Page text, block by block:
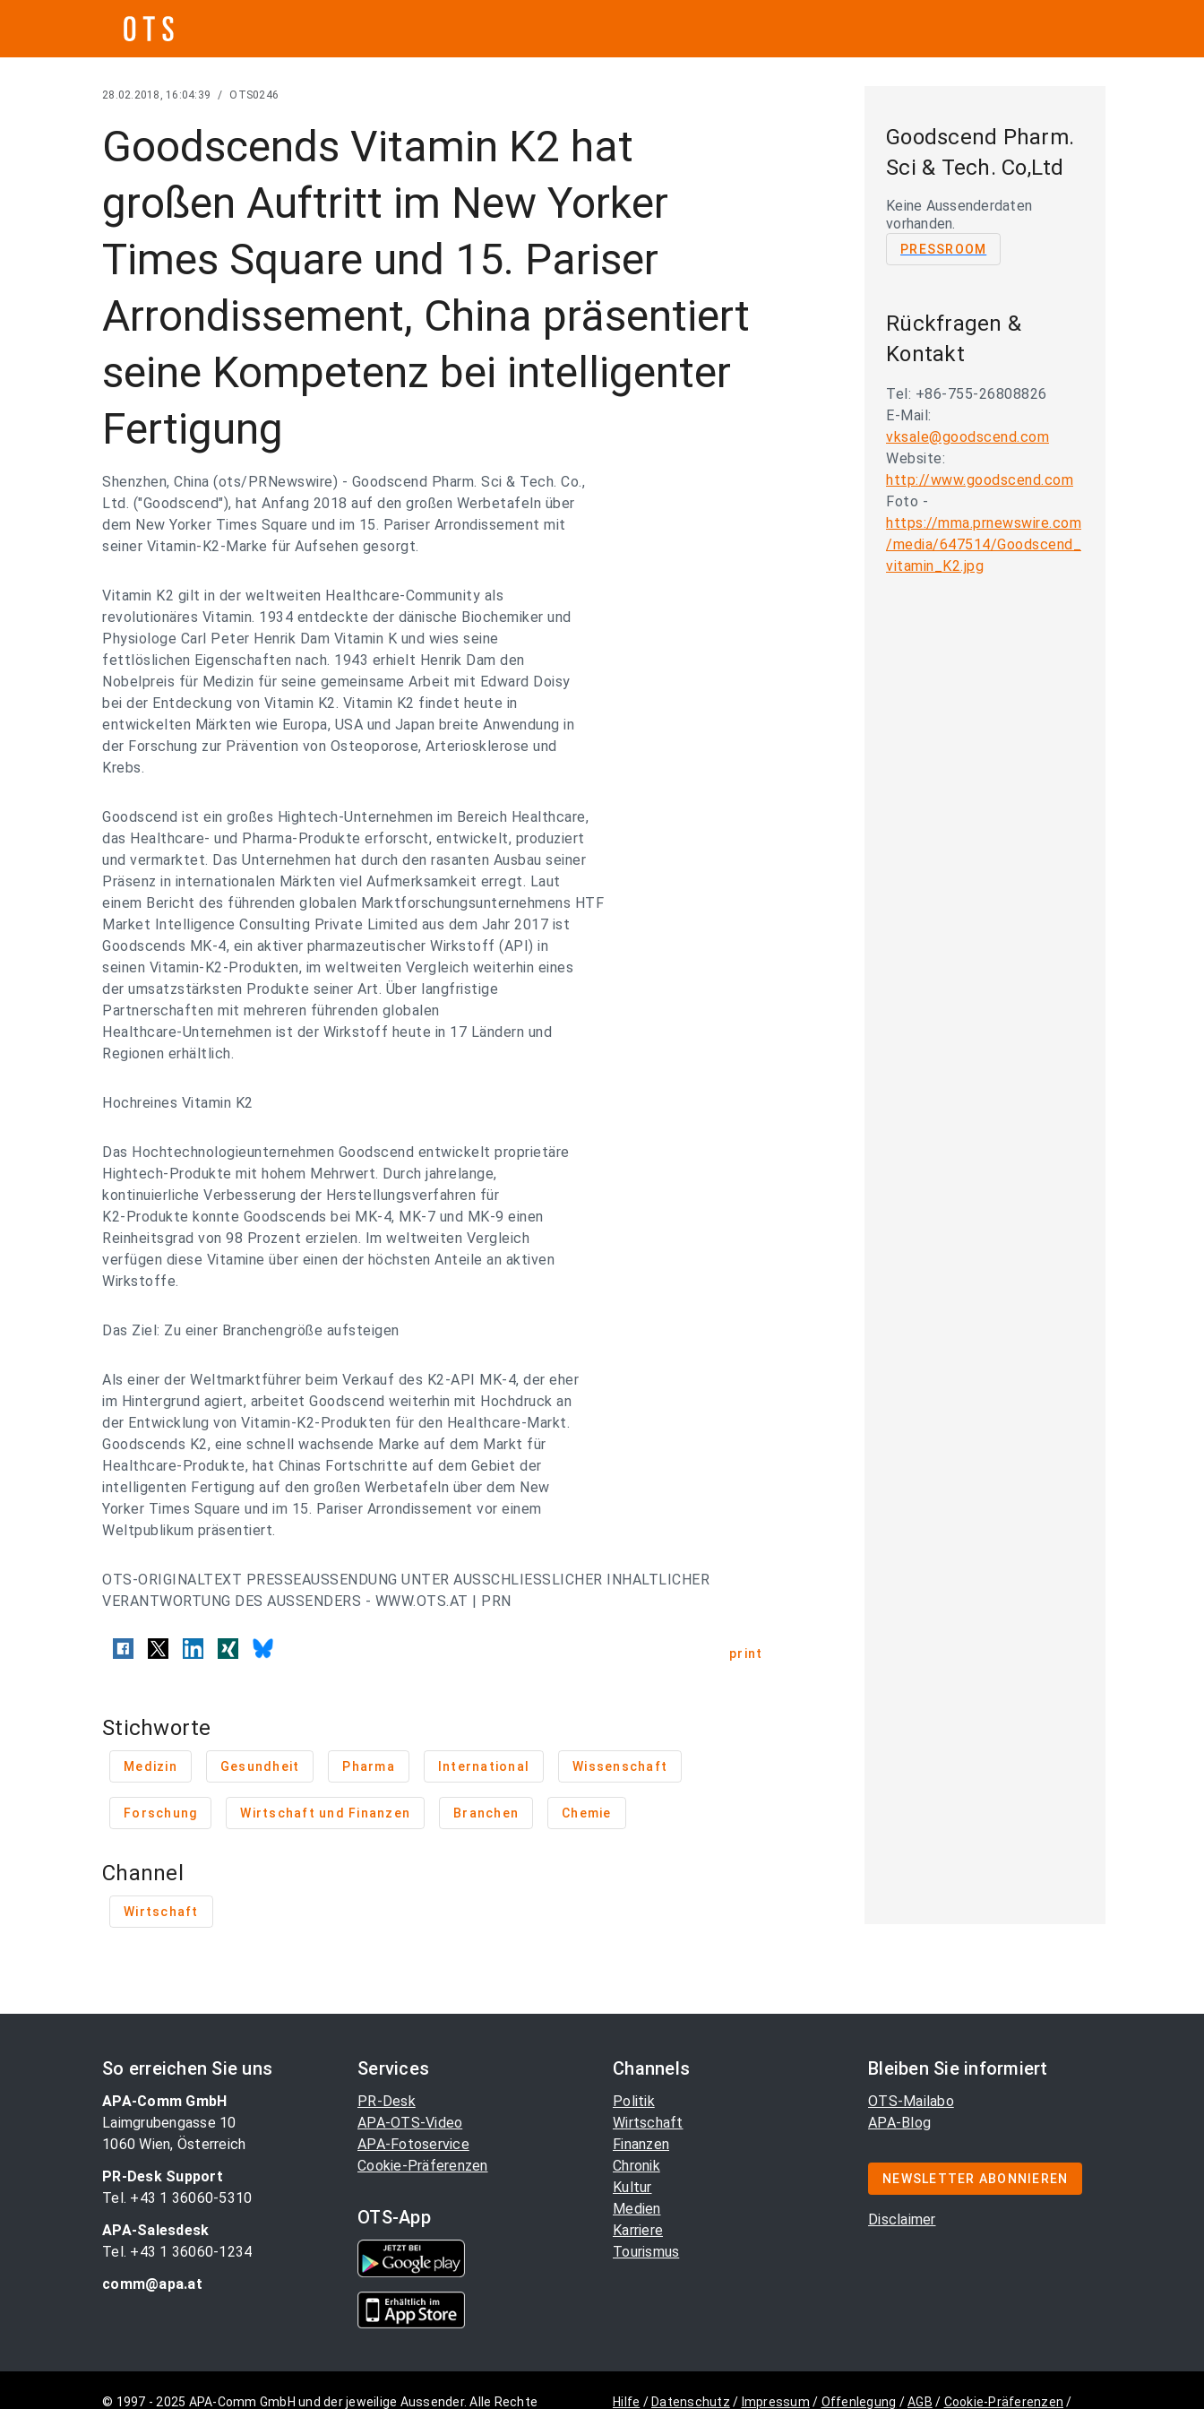
28.02.2018, 16:04:39 / OTS0246
Goodscends Vitamin K2 hat
großen Auftritt im New Yorker
Times Square und 15. Pariser
Arrondissement, China präsentiert
seine Kompetenz bei intelligenter
Fertigung
Shenzhen, China (ots/PRNewswire) - Goodscend Pharm. Sci & Tech. Co.,
Ltd. ("Goodscend"), hat Anfang 2018 auf den großen Werbetafeln über
dem New Yorker Times Square und im 15. Pariser Arrondissement mit
seiner Vitamin-K2-Marke für Aufsehen gesorgt.
Vitamin K2 gilt in der weltweiten Healthcare-Community als
revolutionäres Vitamin. 1934 entdeckte der dänische Biochemiker und
Physiologe Carl Peter Henrik Dam Vitamin K und wies seine
fettlöslichen Eigenschaften nach. 1943 erhielt Henrik Dam den
Nobelpreis für Medizin für seine gemeinsame Arbeit mit Edward Doisy
bei der Entdeckung von Vitamin K2. Vitamin K2 findet heute in
entwickelten Märkten wie Europa, USA und Japan breite Anwendung in
der Forschung zur Prävention von Osteoporose, Arteriosklerose und
Krebs.
Goodscend ist ein großes Hightech-Unternehmen im Bereich Healthcare,
das Healthcare- und Pharma-Produkte erforscht, entwickelt, produziert
und vermarktet. Das Unternehmen hat durch den rasanten Ausbau seiner
Präsenz in internationalen Märkten viel Aufmerksamkeit erregt. Laut
einem Bericht des führenden globalen Marktforschungsunternehmens HTF
Market Intelligence Consulting Private Limited aus dem Jahr 2017 ist
Goodscends MK-4, ein aktiver pharmazeutischer Wirkstoff (API) in
seinen Vitamin-K2-Produkten, im weltweiten Vergleich weiterhin eines
der umsatzstärksten Produkte seiner Art. Über langfristige
Partnerschaften mit mehreren führenden globalen
Healthcare-Unternehmen ist der Wirkstoff heute in 17 Ländern und
Regionen erhältlich.
Hochreines Vitamin K2
Das Hochtechnologieunternehmen Goodscend entwickelt proprietäre
Hightech-Produkte mit hohem Mehrwert. Durch jahrelange,
kontinuierliche Verbesserung der Herstellungsverfahren für
K2-Produkte konnte Goodscends bei MK-4, MK-7 und MK-9 einen
Reinheitsgrad von 98 Prozent erzielen. Im weltweiten Vergleich
verfügen diese Vitamine über einen der höchsten Anteile an aktiven
Wirkstoffe.
Das Ziel: Zu einer Branchengröße aufsteigen
Als einer der Weltmarktführer beim Verkauf des K2-API MK-4, der eher
im Hintergrund agiert, arbeitet Goodscend weiterhin mit Hochdruck an
der Entwicklung von Vitamin-K2-Produkten für den Healthcare-Markt.
Goodscends K2, eine schnell wachsende Marke auf dem Markt für
Healthcare-Produkte, hat Chinas Fortschritte auf dem Gebiet der
intelligenten Fertigung auf den großen Werbetafeln über dem New
Yorker Times Square und im 15. Pariser Arrondissement vor einem
Weltpublikum präsentiert.
OTS-ORIGINALTEXT PRESSEAUSSENDUNG UNTER AUSSCHLIESSLICHER INHALTLICHER
VERANTWORTUNG DES AUSSENDERS - WWW.OTS.AT | PRN
print
Stichworte
Medizin Gesundheit Pharma International Wissenschaft
Forschung Wirtschaft und Finanzen Branchen Chemie
Channel
Wirtschaft
Goodscend Pharm.
Sci & Tech. Co,Ltd
Keine Aussenderdaten
vorhanden.
PRESSROOM
Rückfragen &
Kontakt
Tel: +86-755-26808826
E-Mail:
vksale@goodscend.com
Website:
http://www.goodscend.com
Foto -
https://mma.prnewswire.com
/media/647514/Goodscend_
vitamin_K2.jpg
So erreichen Sie uns
APA-Comm GmbH
Laimgrubengasse 10
1060 Wien, Österreich
PR-Desk Support
Tel. +43 1 36060-5310
APA-Salesdesk
Tel. +43 1 36060-1234
comm@apa.at
Services
PR-Desk
APA-OTS-Video
APA-Fotoservice
Cookie-Präferenzen
OTS-App
Channels
Politik
Wirtschaft
Finanzen
Chronik
Kultur
Medien
Karriere
Tourismus
Bleiben Sie informiert
OTS-Mailabo
APA-Blog
NEWSLETTER ABONNIEREN
Disclaimer
© 1997 - 2025 APA-Comm GmbH und der jeweilige Aussender. Alle Rechte Hilfe / Datenschutz / Impressum / Offenlegung /AGB / Cookie-Präferenzen /